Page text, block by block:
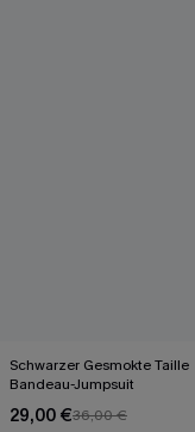
Schwarzer Gesmokte Taille
Bandeau-Jumpsuit
29,00 €36,00 €